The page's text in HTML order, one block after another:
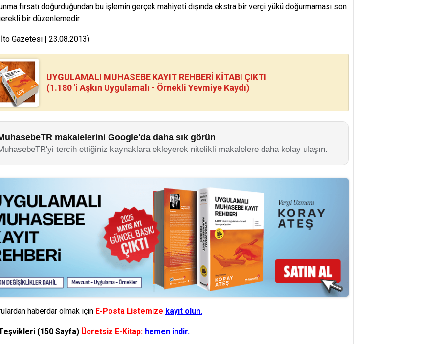
fırsatı doğurduğundan bu işlemin gerçek mahiyeti dışında ekstra bir vergi yükü doğurmaması son
bir düzenlemedir.
İto Gazetesi | 23.08.2013)
UYGULAMALI MUHASEBE KAYIT REHBERİ KİTABI ÇIKTI
(1.180 'i Aşkın Uygulamalı - Örnekli Yevmiye Kaydı)
makalelerini Google'da daha sık görün
tercih ettiğiniz kaynaklara ekleyerek nitelikli makalelere daha kolay ulaşın.
haberdar olmak için E-Posta Listemize kayıt olun.
(150 Sayfa) Ücretsiz E-Kitap: hemen indir.